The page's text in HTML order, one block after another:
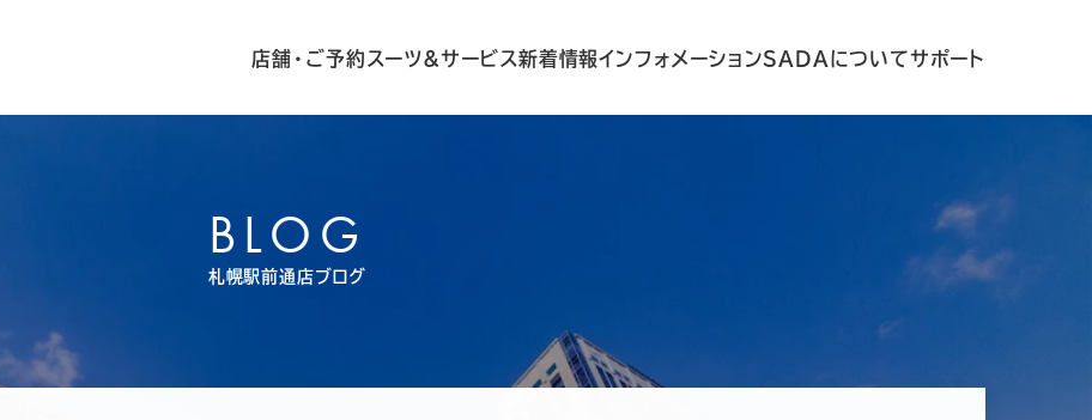
店舗・ご予約 スーツ&サービス新着情報インフォメーションSADAについてサポート
BLOG
札幌駅前通店ブログ